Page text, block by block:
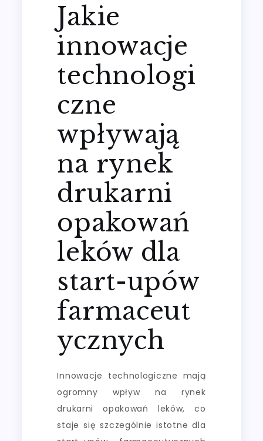
Jakie
innowacje
technologi
czne
wpływają
na rynek
drukarni
opakowań
leków dla
start-upów
farmaceut
ycznych
Innowacje technologiczne mają
ogromny wpływ na rynek
drukarni opakowań leków, co
staje się szczególnie istotne dla